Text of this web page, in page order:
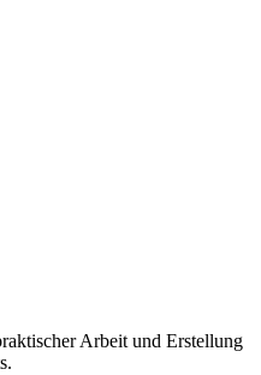
Arbeit und Erstellung